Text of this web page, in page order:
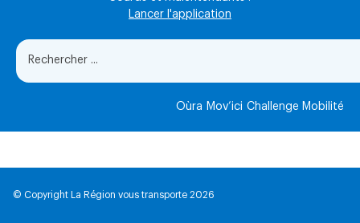
Lancer l'application
Oùra Mov’ici Challenge Mobilité
© Copyright La Région vous transporte 2026